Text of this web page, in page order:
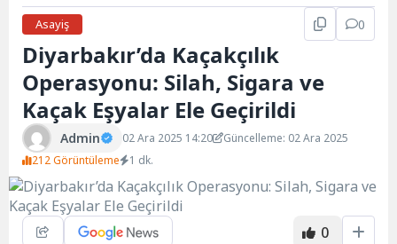
Asayiş
0
Diyarbakır’da Kaçakçılık
Operasyonu: Silah, Sigara ve
Kaçak Eşyalar Ele Geçirildi
Admin 02 Ara 2025 14:20
Güncelleme: 02 Ara 2025
212 Görüntüleme
1 dk.
0